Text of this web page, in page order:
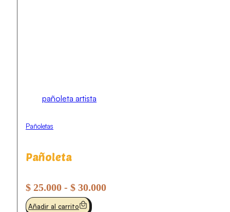
pañoleta artista
Pañoletas
Pañoleta
$ 25.000 - $ 30.000Rango
Añadir al carrito